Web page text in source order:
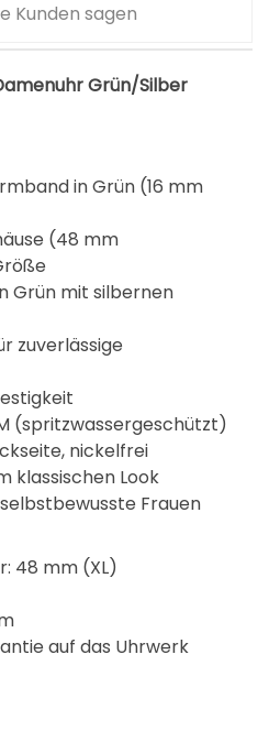
Kunden sagen
Grün/Silber
in Grün (16 mm
(48 mm
Grün mit silbernen
zuverlässige
(spritzwassergeschützt)
nickelfrei
klassischen Look
Frauen
48 mm (XL)
auf das Uhrwerk